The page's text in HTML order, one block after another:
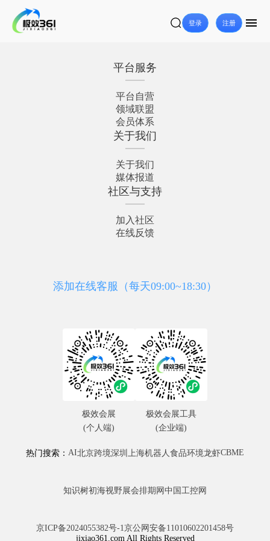
登录 注册
平台服务
平台自营
领域联盟
会员体系
关于我们
关于我们
媒体报道
社区与支持
加入社区
在线反馈
添加在线客服（每天09:00~18:30）
热门搜索： AI北京跨境深圳 上海机器人食品环境龙虾CBME
知识树初海视野展会排期网 中国工控网
京ICP备2024055382号-1京公网安备11010602201458号
jixiao361.com All Rights Reserved
极效会展
(个人端)
极效会展工具
(企业端)